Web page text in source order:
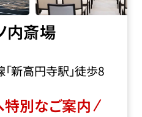
内斎場
新高円寺駅」徒歩8
別なご案内